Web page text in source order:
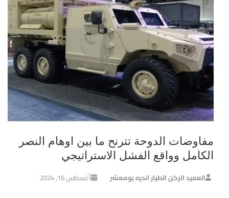
مفاوضات الدوحة تترنح ما بين اوهام النصر
الكامل وواقع الفشل الاستراتيجي
العميد الركن الطيار اندره بومعشر أغسطس 16, 2024